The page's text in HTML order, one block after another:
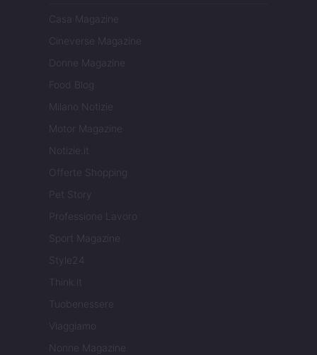
Casa Magazine
Cineverse Magazine
Donne Magazine
Food Blog
Milano Notizie
Motor Magazine
Notizie.it
Offerte Shopping
Pet Story
Professione Lavoro
Sport Magazine
Style24
Think.it
Tuobenessere
Viaggiamo
Nonne Magazine